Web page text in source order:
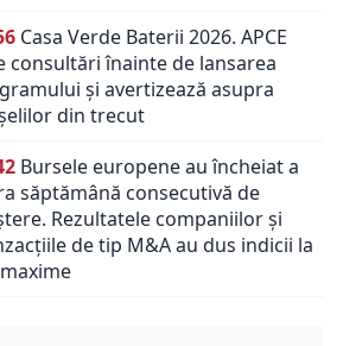
Casa Verde Baterii 2026. APCE
consultări înainte de lansarea
și avertizează asupra
din trecut
Bursele europene au încheiat a
săptămână consecutivă de
Rezultatele companiilor și
de tip M&A au dus indicii la